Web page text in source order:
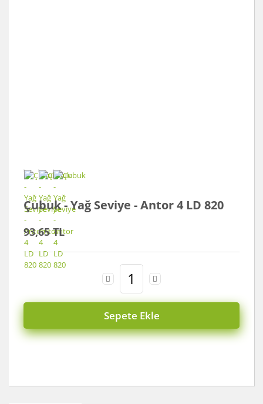
Çubuk - Yağ Seviye - Antor 4 LD 820
93,65 TL
Sepete Ekle